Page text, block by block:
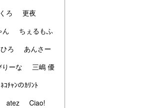
ろ
更夜
ん
ちぇるもふ
ひろ
あんさー
りーな
三嶋 優
ﾈｺﾁｬﾝのｶﾘﾝﾄ
atez
Ciao!